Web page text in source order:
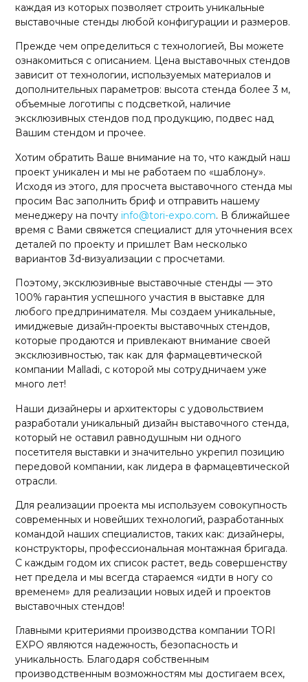
каждая из которых позволяет строить уникальные
выставочные стенды любой конфигурации и размеров.
Прежде чем определиться с технологией, Вы можете
ознакомиться с описанием. Цена выставочных стендов
зависит от технологии, используемых материалов и
дополнительных параметров: высота стенда более 3 м,
объемные логотипы с подсветкой, наличие
эксклюзивных стендов под продукцию, подвес над
Вашим стендом и прочее.
Хотим обратить Ваше внимание на то, что каждый наш
проект уникален и мы не работаем по «шаблону».
Исходя из этого, для просчета выставочного стенда мы
просим Вас заполнить бриф и отправить нашему
менеджеру на почту info@tori-expo.com. В ближайшее
время с Вами свяжется специалист для уточнения всех
деталей по проекту и пришлет Вам несколько
вариантов 3d-визуализации с просчетами.
Поэтому, эксклюзивные выставочные стенды — это
100% гарантия успешного участия в выставке для
любого предпринимателя. Мы создаем уникальные,
имиджевые дизайн-проекты выставочных стендов,
которые продаются и привлекают внимание своей
эксклюзивностью, так как для фармацевтической
компании Malladi, с которой мы сотрудничаем уже
много лет!
Наши дизайнеры и архитекторы с удовольствием
разработали уникальный дизайн выставочного стенда,
который не оставил равнодушным ни одного
посетителя выставки и значительно укрепил позицию
передовой компании, как лидера в фармацевтической
отрасли.
Для реализации проекта мы используем совокупность
современных и новейших технологий, разработанных
командой наших специалистов, таких как: дизайнеры,
конструкторы, профессиональная монтажная бригада.
С каждым годом их список растет, ведь совершенству
нет предела и мы всегда стараемся «идти в ногу со
временем» для реализации новых идей и проектов
выставочных стендов!
Главными критериями производства компании TORI
EXPO являются надежность, безопасность и
уникальность. Благодаря собственным
производственным возможностям мы достигаем всех,